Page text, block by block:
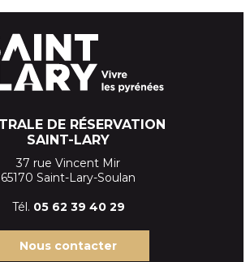
DE RÉSERVATION
SAINT-LARY
37 rue Vincent Mir
65170 Saint-Lary-Soulan
Tél. 05 62 39 40 29
Nous contacter